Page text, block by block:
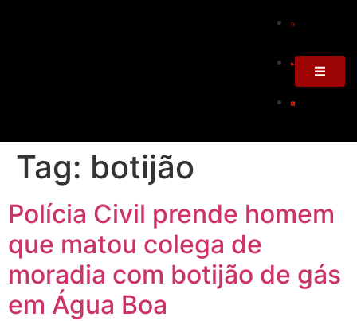
Tag: botijão
Polícia Civil prende homem
que matou colega de
moradia com botijão de gás
em Água Boa